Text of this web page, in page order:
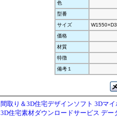
色
型番
サイズ
価格
材質
特徴
備考１
間取り＆3D住宅デザインソフト 3Dマ
3D住宅素材ダウンロードサービス デー